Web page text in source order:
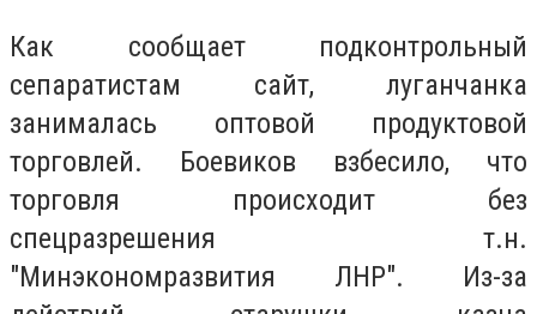
Как сообщает подконтрольный
сепаратистам сайт, луганчанка
занималась оптовой продуктовой
торговлей. Боевиков взбесило, что
торговля происходит без
спецразрешения т.н.
"Минэкономразвития ЛНР". Из-за